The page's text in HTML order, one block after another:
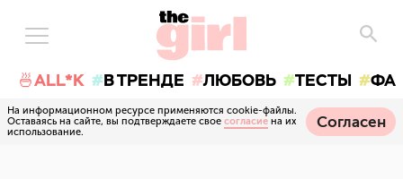
🍜ALL*K В ТРЕНДЕ ЛЮБОВЬ ТЕСТЫ
На информационном ресурсе применяются cookie-файлы.
Оставаясь на сайте, вы подтверждаете свое согласие на их
использование.
Согласен